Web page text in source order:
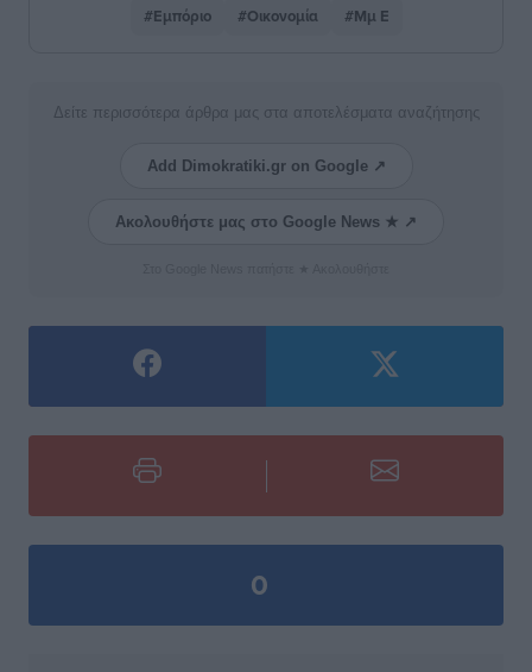
#Εμπόριο #Οικονομία #Μμ Ε
Δείτε περισσότερα άρθρα μας στα αποτελέσματα αναζήτησης
Add Dimokratiki.gr on Google ↗
Ακολουθήστε μας στο Google News ★ ↗
0